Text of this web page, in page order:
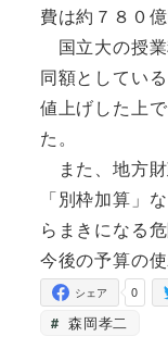
費は約７８０
国立大の授
同額としてい
値上げした上
た。
また、地方
「別枠加算」
らまきになる
今後の予算の
0
シェア
森岡孝二